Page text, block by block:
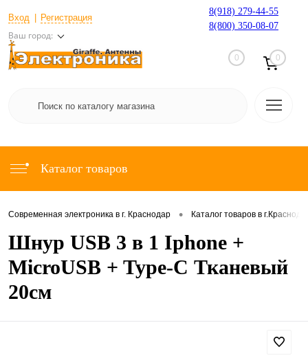
Вход Регистрация
Ваш город:
8(918) 279-44-55
8(800) 350-08-07
0 0
Каталог товаров
Современная электроника в г. Краснодар • Каталог товаров в
Шнур USB 3 в 1 Iphone +
MicroUSB + Type-C Тканевый
20см